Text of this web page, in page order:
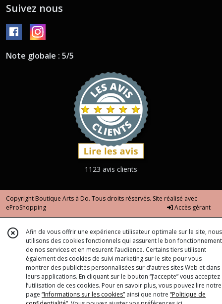
Suivez nous
Note globale : 5/5
1123 avis clients
Copyright Boutique Arts à Do. Tous droits réservés. Site réalisé avec
eProShopping
Accès gérant
Afin de vous offrir une expérience utilisateur optimale sur le site, nous
utilisons des cookies fonctionnels qui assurent le bon fonctionnement
de nos services et en mesurent l’audience. Certains tiers utilisent
également des cookies de suivi marketing sur le site pour vous
montrer des publicités personnalisées sur d’autres sites Web et dans
leurs applications. En cliquant sur le bouton “J’accepte” vous acceptez
l’utilisation de ces cookies. Pour en savoir plus, vous pouvez lire notre
page “Informations sur les cookies” ainsi que notre “Politique de